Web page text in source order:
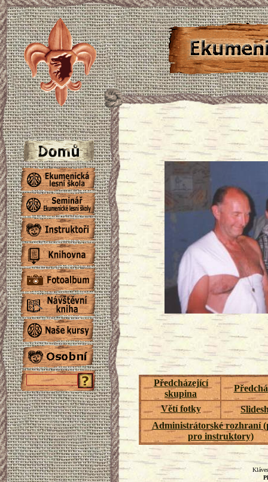
Předcházející
skupina
Větí fotky
Administrátorské rozhraní
pro instruktory)